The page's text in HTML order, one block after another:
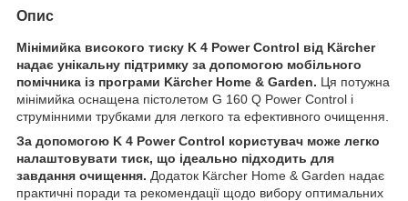
Опис
Мінімийка високого тиску K 4 Power Control від Kärcher
надає унікальну підтримку за допомогою мобільного
помічника із програми Kärcher Home & Garden. Ця потужна
мінімийка оснащена пістолетом G 160 Q Power Control і
струмінними трубками для легкого та ефективного очищення.
За допомогою K 4 Power Control користувач може легко
налаштовувати тиск, що ідеально підходить для
завдання очищення. Додаток Kärcher Home & Garden надає
практичні поради та рекомендації щодо вибору оптимальних